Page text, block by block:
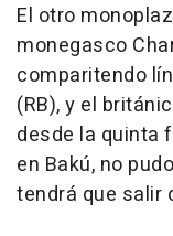
El otro
monegasco
comparitendo
(RB), y el
desde la quinta
en Bakú, no
tendrá que salir